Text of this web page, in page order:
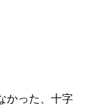
かった、十字